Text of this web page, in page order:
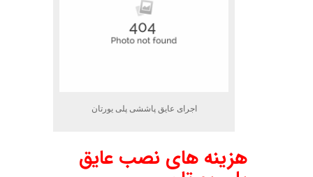
اجرای عایق پاششی پلی یورتان
هزینه‌ های نصب عایق